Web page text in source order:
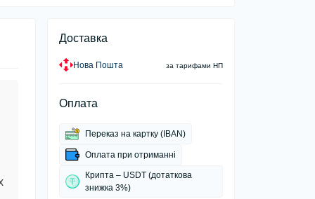
Доставка
Нова Пошта за тарифами НП
Оплата
Переказ на картку (IBAN)
Оплата при отриманні
Крипта – USDT (дотаткова
знижка 3%)